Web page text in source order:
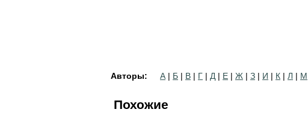
Авторы: А | Б | В | Г | Д | Е | Ж | З | И | К | Л | М
Похожие